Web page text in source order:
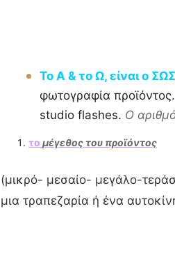
Το Α & το Ω, είναι ο
φωτογραφία
studio flashes. Ο
το μέγεθος του προϊόντος
(μικρό- μεσαίο- μεγάλο-
μια τραπεζαρία ή ένα